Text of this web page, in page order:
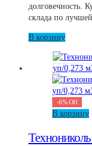
долговечность.
склада по
В корзину
-6% Off
В корзину